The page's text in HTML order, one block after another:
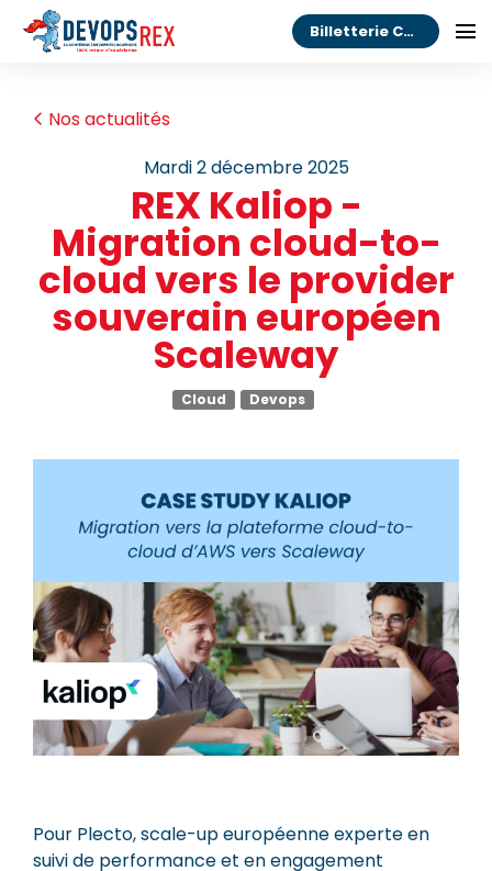
Billetterie Congrès
Nos actualités
mardi 2 décembre 2025
REX Kaliop -
Migration cloud-to-
cloud vers le provider
souverain européen
Scaleway
Cloud Devops
Pour Plecto, scale-up européenne experte en
suivi de performance et en engagement